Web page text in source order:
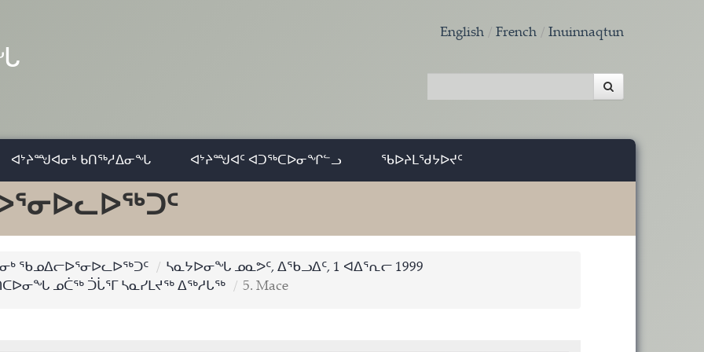
English French Inuinnaqtun
ᐊᔾᔨᙳᐊᓂᒃ ᑲᑎᖅᓱᐃᓂᖓ ᐊᔾᔨᙳᐊᑦ ᐊᑐᖅᑕᐅᓂᖏᓪᓗ ᖃᐅᔨᒪᖁᔭᐅᔪᑦ
ᖃᓄᐃᓕᐅᕐᓂᐅᓚᐅᖅᑐᑦ
ᓴᓇᔭᐅᓂᖓ ᓄᓇᕗᑦ, ᐃᖃᓗᐃᑦ, 1 ᐊᐃᕐᕆᓕ 1999
ᓄᑖᖅ ᑑᒑᕐᒥ ᓴᓇᓯᒪᔪᖅ ᐃᖅᓱᒐᖅ
5. Mace